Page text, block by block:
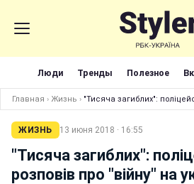
Люди Тренды Полезное
Главная › Жизнь › "Тисяча загиблих":
ЖИЗНЬ 13 июня 2018 · 16:55
"Тисяча загиблих":
розповів про "війну" на